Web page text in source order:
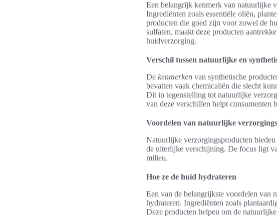
Een belangrijk kenmerk van natuurlijke
Ingrediënten zoals essentiële oliën,
producten die goed zijn voor zowel de
sulfaten, maakt deze producten
huidverzorging.
Verschil tussen natuurlijke en
De kenmerken van synthetische
bevatten vaak chemicaliën die slecht
Dit in tegenstelling tot natuurlijke
van deze verschillen helpt consumenten
Voordelen van natuurlijke
Natuurlijke verzorgingsproducten
de uiterlijke verschijning. De focus ligt
milieu.
Hoe ze de huid hydrateren
Een van de belangrijkste voordelen van
hydrateren. Ingrediënten zoals
Deze producten helpen om de